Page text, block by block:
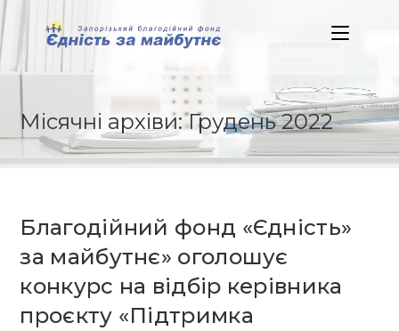
Skip
to
content
Місячні архіви: Грудень 2022
Благодійний фонд «Єдність»
за майбутнє» оголошує
конкурс на відбір керівника
проєкту «Підтримка